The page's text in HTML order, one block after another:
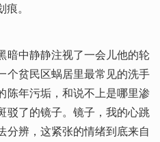
。
暗中静静注视了一会儿他的轮
个贫民区蜗居里最常见的洗手
陈年污垢，和说不上是哪里渗
驳了的镜子。镜子，我的心跳
分辨，这紧张的情绪到底来自